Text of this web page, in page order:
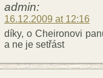
admin:
16.12.2009 at 12:16
díky, o Cheironovi
a ne je setřást